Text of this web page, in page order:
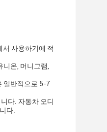
서 사용하기에 적
온, 머니그램,
일반적으로 5-7
다. 자동차 오디
다.